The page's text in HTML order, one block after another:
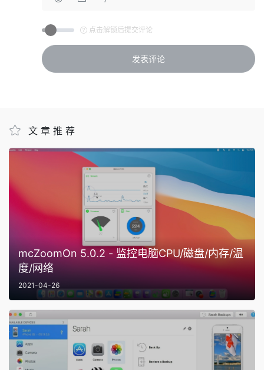
点击解锁后提交评论
文章推荐
mcZoomOn 5.0.2 - 监控电脑CPU/磁盘/内存/温
度/网络
2021-04-26